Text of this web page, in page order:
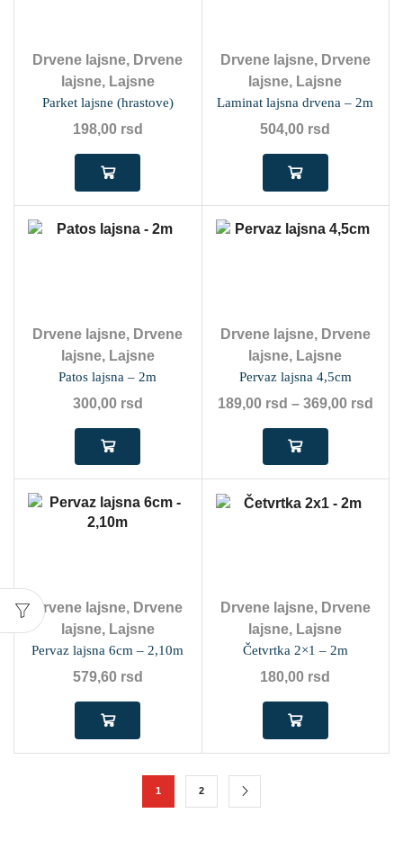
Drvene lajsne, Drvene
lajsne, Lajsne
Parket lajsne (hrastove)
198,00 rsd
Drvene lajsne, Drvene
lajsne, Lajsne
Laminat lajsna drvena – 2m
504,00 rsd
Drvene lajsne, Drvene
lajsne, Lajsne
Patos lajsna – 2m
300,00 rsd
Drvene lajsne, Drvene
lajsne, Lajsne
Pervaz lajsna 4,5cm
189,00 rsd – 369,00 rsd
Drvene lajsne, Drvene
lajsne, Lajsne
Pervaz lajsna 6cm – 2,10m
579,60 rsd
Drvene lajsne, Drvene
lajsne, Lajsne
Četvrtka 2×1 – 2m
180,00 rsd
1 2